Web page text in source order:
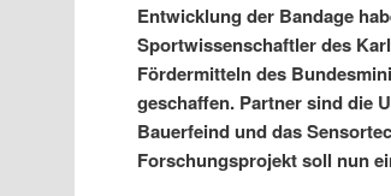
Entwicklung der Bandage
Sportwissenschaftler des
Fördermitteln des
geschaffen. Partner sind die
Bauerfeind und das
Forschungsprojekt soll nun